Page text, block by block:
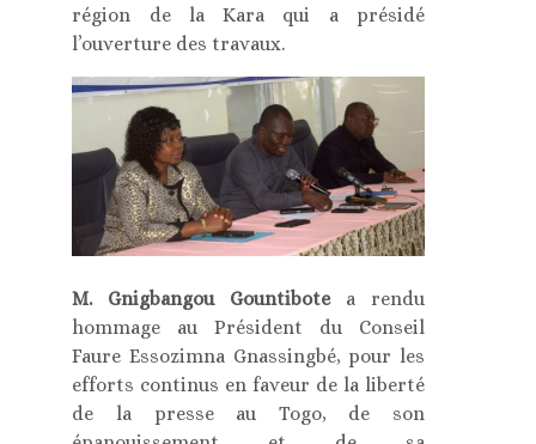
région de la Kara qui a présidé
l’ouverture des travaux.
M. Gnigbangou Gountibotea rendu
hommage au Président du Conseil
Faure Essozimna Gnassingbé, pour les
efforts continus en faveur de la liberté
de la presse au Togo, de son